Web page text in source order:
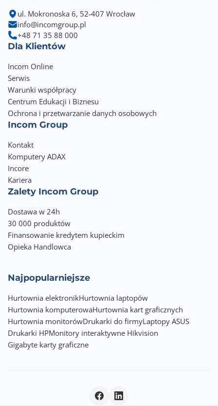
ul. Mokronoska 6, 52-407 Wrocław
info@incomgroup.pl
+48 71 35 88 000
Dla Klientów
Incom Online
Serwis
Warunki współpracy
Centrum Edukacji i Biznesu
Ochrona i przetwarzanie danych osobowych
Incom Group
Kontakt
Komputery ADAX
Incore
Kariera
Zalety Incom Group
Dostawa w 24h
30 000 produktów
Finansowanie kredytem kupieckim
Opieka Handlowca
Najpopularniejsze
Hurtownia elektronikHurtownia laptopów
Hurtownia komputerowaHurtownia kart graficznych
Hurtownia monitorówDrukarki do firmyLaptopy ASUS
Drukarki HPMonitory interaktywne Hikvision
Gigabyte karty graficzne